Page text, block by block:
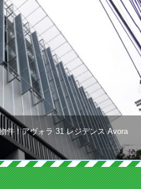
件！アヴォラ 31 レジデンス Avora